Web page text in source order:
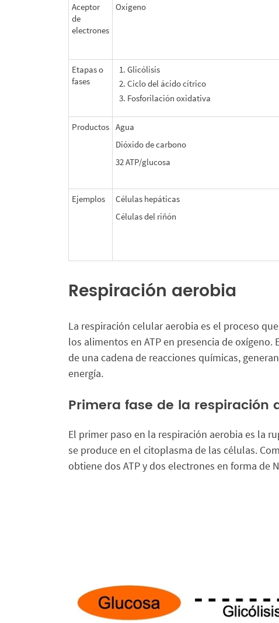
Aceptor
de
electrones
Oxígeno
Etapas o
fases
Glicólisis
Ciclo del ácido cítrico
Fosforilación oxidativa
Productos Agua
Dióxido de carbono
32 ATP/glucosa
Ejemplos
Células hepáticas
Células del riñón
Respiración aerobia
La respiración celular aerobia es el proceso
los alimentos en ATP en presencia de
de una cadena de reacciones químicas,
energía.
Primera fase de la respiración
El primer paso en la respiración aerobia es la
se produce en el citoplasma de las células.
obtiene dos ATP y dos electrones en forma de